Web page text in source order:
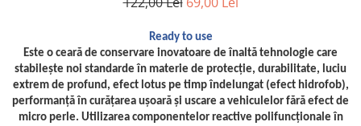
Pompe si Cilindri Hidraulici
Prese pentru arcuri
Redresoare,Roboti Pornire,Cabluri
Curent
Ready to use
Este o ceară de conservare inovatoare de înaltă tehnologie care
stabilește noi standarde în materie de protecție, durabilitate, luciu
extrem de profund, efect lotus pe timp îndelungat (efect hidrofob),
performanță în curățarea ușoară și uscare a vehiculelor fără efect de
micro perle. Utilizarea componentelor reactive polifuncționale în